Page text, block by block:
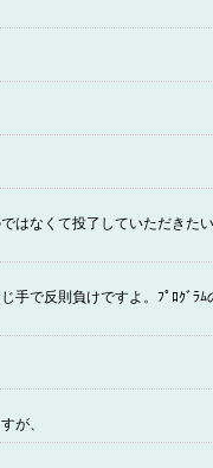
はなくて投了していただきた
手で反則負けですよ。ﾌﾟﾛｸﾞﾗ
が、